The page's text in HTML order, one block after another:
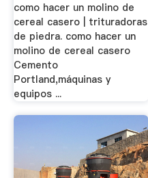
como hacer un molino de
cereal casero | trituradoras
de piedra. como hacer un
molino de cereal casero
Cemento
Portland,máquinas y
equipos ...